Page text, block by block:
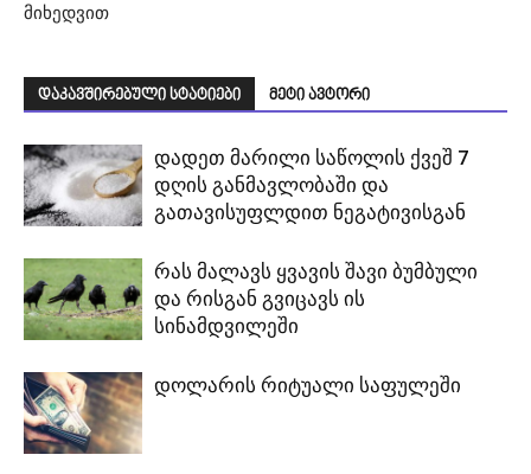
მიხედვით
დაკავშირებული სტატიები მეტი ავტორი
დადეთ მარილი საწოლის ქვეშ 7
დღის განმავლობაში და
გათავისუფლდით ნეგატივისგან
რას მალავს ყვავის შავი ბუმბული
და რისგან გვიცავს ის
სინამდვილეში
დოლარის რიტუალი საფულეში